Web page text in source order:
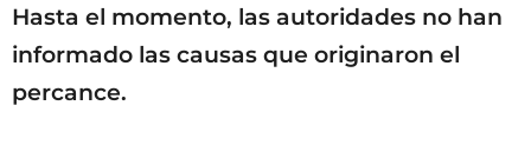
Hasta el momento, las autoridades no han
informado las causas que originaron el
percance.